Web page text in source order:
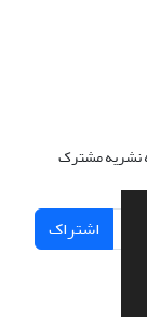
نشریه مشترک
اشتراک